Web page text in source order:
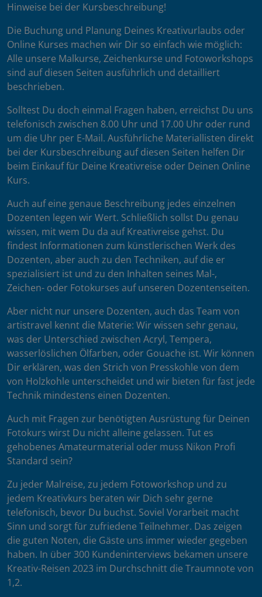
Hinweise bei der Kursbeschreibung!
Die Buchung und Planung Deines Kreativurlaubs oder
Online Kurses machen wir Dir so einfach wie möglich:
Alle unsere Malkurse, Zeichenkurse und Fotoworkshops
sind auf diesen Seiten ausführlich und detailliert
beschrieben.
Solltest Du doch einmal Fragen haben, erreichst Du uns
telefonisch zwischen 8.00 Uhr und 17.00 Uhr oder rund
um die Uhr per E-Mail. Ausführliche Materiallisten direkt
bei der Kursbeschreibung auf diesen Seiten helfen Dir
beim Einkauf für Deine Kreativreise oder Deinen Online
Kurs.
Auch auf eine genaue Beschreibung jedes einzelnen
Dozenten legen wir Wert. Schließlich sollst Du genau
wissen, mit wem Du da auf Kreativreise gehst. Du
findest Informationen zum künstlerischen Werk des
Dozenten, aber auch zu den Techniken, auf die er
spezialisiert ist und zu den Inhalten seines Mal-,
Zeichen- oder Fotokurses auf unseren Dozentenseiten.
Aber nicht nur unsere Dozenten, auch das Team von
artistravel kennt die Materie: Wir wissen sehr genau,
was der Unterschied zwischen Acryl, Tempera,
wasserlöslichen Ölfarben, oder Gouache ist. Wir können
Dir erklären, was den Strich von Presskohle von dem
von Holzkohle unterscheidet und wir bieten für fast jede
Technik mindestens einen Dozenten.
Auch mit Fragen zur benötigten Ausrüstung für Deinen
Fotokurs wirst Du nicht alleine gelassen. Tut es
gehobenes Amateurmaterial oder muss Nikon Profi
Standard sein?
Zu jeder Malreise, zu jedem Fotoworkshop und zu
jedem Kreativkurs beraten wir Dich sehr gerne
telefonisch, bevor Du buchst. Soviel Vorarbeit macht
Sinn und sorgt für zufriedene Teilnehmer. Das zeigen
die guten Noten, die Gäste uns immer wieder gegeben
haben. In über 300 Kundeninterviews bekamen unsere
Kreativ-Reisen 2023 im Durchschnitt die Traumnote von
1,2.